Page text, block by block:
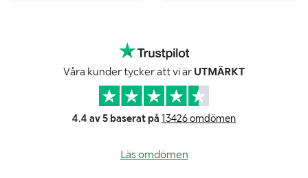
Våra kunder tycker att vi är UTMÄRKT
4.4 av 5 baserat på 13426 omdömen
Läs omdömen